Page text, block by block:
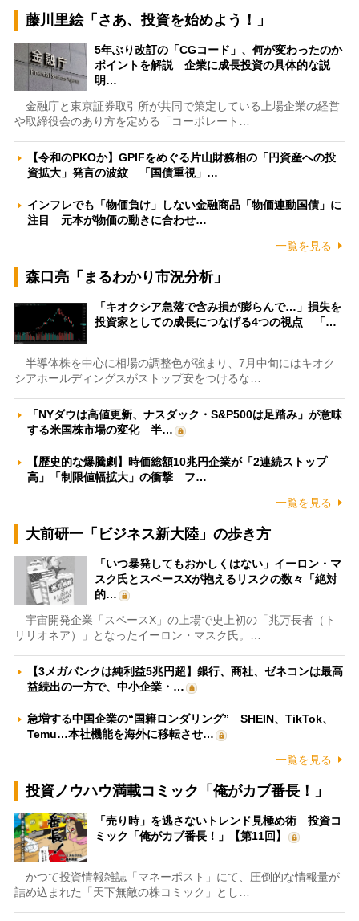
藤川里絵「さあ、投資を始めよう！」
5年ぶり改訂の「CGコード」、何が変わったのか
ポイントを解説 企業に成長投資の具体的な説
明…
金融庁と東京証券取引所が共同で策定している上場企業の経営
や取締役会のあり方を定める「コーポレート…
【令和のPKOか】GPIFをめぐる片山財務相の「円資産への投
資拡大」発言の波紋 「国債重視」…
インフレでも「物価負け」しない金融商品「物価連動国債」に
注目 元本が物価の動きに合わせ…
一覧を見る
森口亮「まるわかり市況分析」
「キオクシア急落で含み損が膨らんで…」損失を
投資家としての成長につなげる4つの視点 「…
半導体株を中心に相場の調整色が強まり、7月中旬にはキオク
シアホールディングスがストップ安をつけるな…
「NYダウは高値更新、ナスダック・S&P500は足踏み」が意味
する米国株市場の変化 半…
【歴史的な爆騰劇】時価総額10兆円企業が「2連続ストップ
高」「制限値幅拡大」の衝撃 フ…
一覧を見る
大前研一「ビジネス新大陸」の歩き方
「いつ暴発してもおかしくはない」イーロン・マ
スク氏とスペースXが抱えるリスクの数々「絶対
的…
宇宙開発企業「スペースX」の上場で史上初の「兆万長者（ト
リリオネア）」となったイーロン・マスク氏。…
【3メガバンクは純利益5兆円超】銀行、商社、ゼネコンは最高
益続出の一方で、中小企業・…
急増する中国企業の“国籍ロンダリング” SHEIN、TikTok、
Temu…本社機能を海外に移転させ…
一覧を見る
投資ノウハウ満載コミック「俺がカブ番長！」
「売り時」を逃さないトレンド見極め術 投資コ
ミック「俺がカブ番長！」【第11回】
かつて投資情報雑誌「マネーポスト」にて、圧倒的な情報量が
詰め込まれた「天下無敵の株コミック」とし…